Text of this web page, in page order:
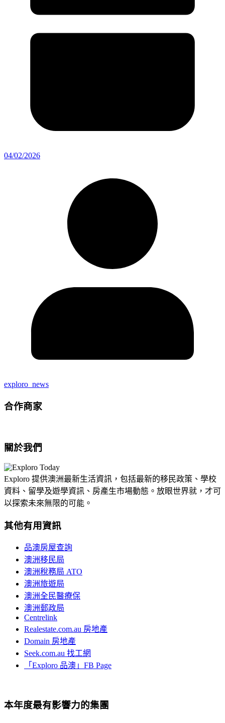
04/02/2026
exploro_news
合作商家
關於我們
Exploro 提供澳洲最新生活資訊，包括最新的移民政策、學校
資料、留學及遊學資訊、房產生市場動態。放眼世界就，才可
以探索未來無限的可能。
其他有用資訊
品澳房屋查詢
澳洲移民局
澳洲稅務局 ATO
澳洲旅遊局
澳洲全民醫療保
澳洲郵政局
Centrelink
Realestate.com.au 房地產
Domain 房地產
Seek.com.au 找工網
「Exploro 品澳」FB Page
本年度最有影響力的集團